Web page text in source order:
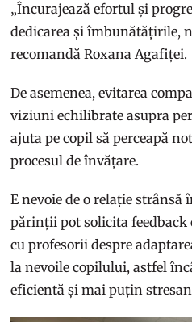
„Încurajează efortul și
dedicarea și îmbunătățirile,
recomandă Roxana Agafiței.
De asemenea, evitarea
viziuni echilibrate asupra
ajuta pe copil să perceapă
procesul de învățare.
E nevoie de o relație
părinții pot solicita
cu profesorii despre
la nevoile copilului, astfel
eficientă și mai puțin